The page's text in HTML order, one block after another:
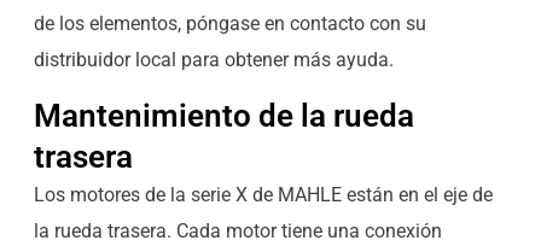
de los elementos, póngase en contacto con su
distribuidor local para obtener más ayuda.
Mantenimiento de la rueda
trasera
Los motores de la serie X de MAHLE están en el eje de
la rueda trasera. Cada motor tiene una conexión